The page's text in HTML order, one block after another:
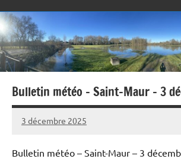
Bulletin météo – Saint-Maur – 3
3 décembre 2025
Patrice
Bulletin météo – Saint-Maur – 3